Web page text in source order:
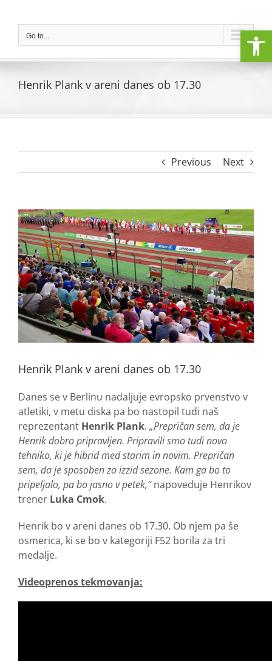
contentGo to...
Henrik Plank v areni danes ob 17.30
Previous Next
View
Larger
Image
Henrik Plank v areni danes ob 17.30
Danes se v Berlinu nadaljuje evropsko prvenstvo v
atletiki, v metu diska pa bo nastopil tudi naš
reprezentant Henrik Plank. „Prepričan sem, da je
Henrik dobro pripravljen. Pripravili smo tudi novo
tehniko, ki je hibrid med starim in novim. Prepričan
sem, da je sposoben za izzid sezone. Kam ga bo to
pripeljalo, pa bo jasno v petek,“napoveduje Henrikov
trener Luka Cmok.
Henrik bo v areni danes ob 17.30. Ob njem pa še
osmerica, ki se bo v kategoriji F52 borila za tri
medalje.
Videoprenos tekmovanja: